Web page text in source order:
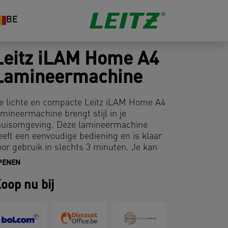
BE
iLAM Home A4
lichte en compacte Leitz iLAM Home A4
brengt stijl in je
Deze lamineermachine
een eenvoudige bediening en is klaar
gebruik in slechts 3 minuten. Je kan
2x125 micron lamineerhoezen
met een perfect gladde
Deze lamineermachine met
van ID-kaart tot A4 formaat te
nu bij